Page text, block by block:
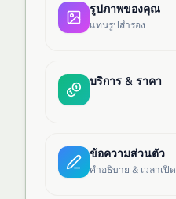
รูปภาพของคุณ
แทนรูปสำรอง
บริการ & ราคา
ข้อความส่วนตัว
คำอธิบาย & เวลาเปิด